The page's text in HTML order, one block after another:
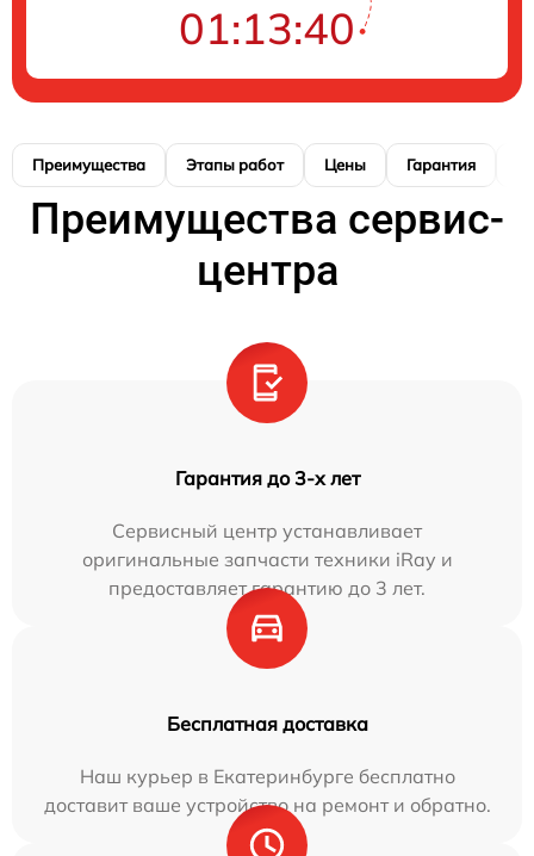
01:13:39
Преимущества Этапы работ Цены Гарантия
Преимущества сервис-
центра
Гарантия до 3-х лет
Сервисный центр устанавливает
оригинальные запчасти техники iRay и
предоставляет гарантию до 3 лет.
Бесплатная доставка
Наш курьер в Екатеринбурге бесплатно
доставит ваше устройство на ремонт и обратно.